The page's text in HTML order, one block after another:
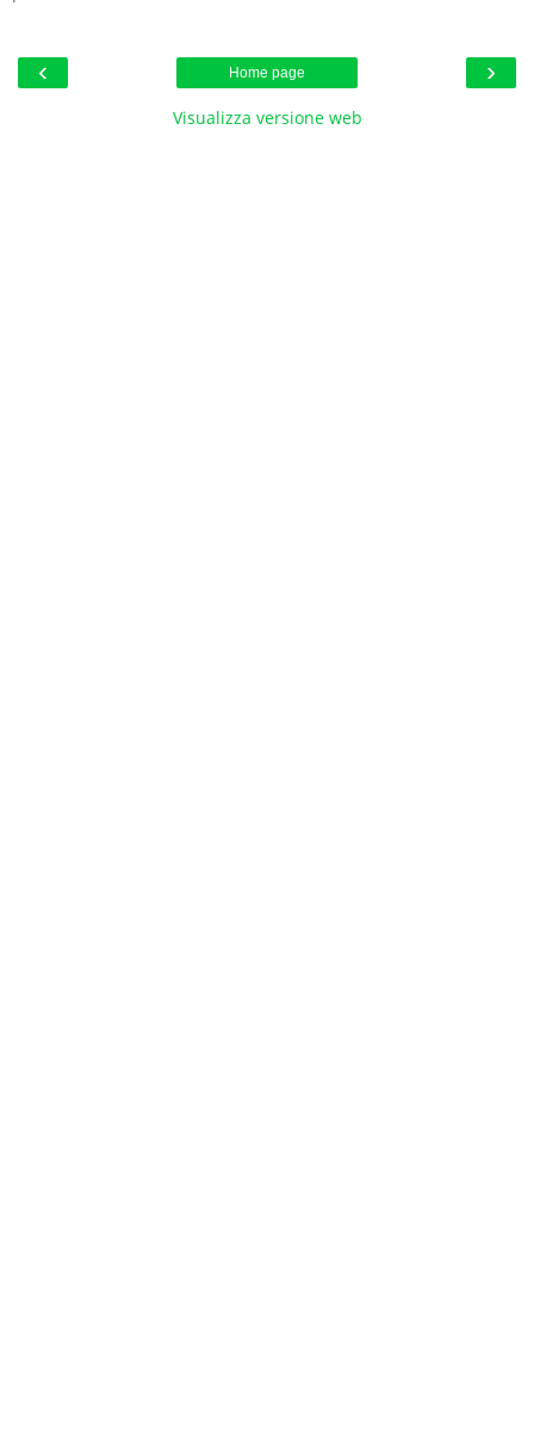
‹ ›
Home page
Visualizza versione web